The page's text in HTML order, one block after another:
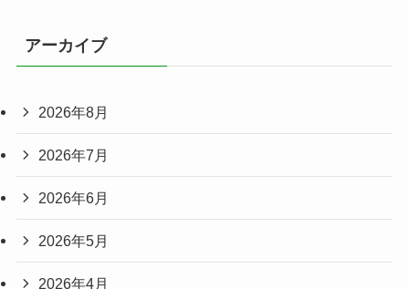
アーカイブ
2026年8月
2026年7月
2026年6月
2026年5月
2026年4月